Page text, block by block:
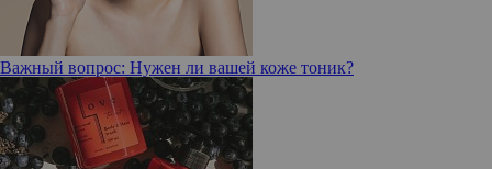
Важный вопрос: Нужен ли вашей коже тоник?